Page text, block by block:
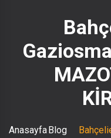
Anasayfa Blog